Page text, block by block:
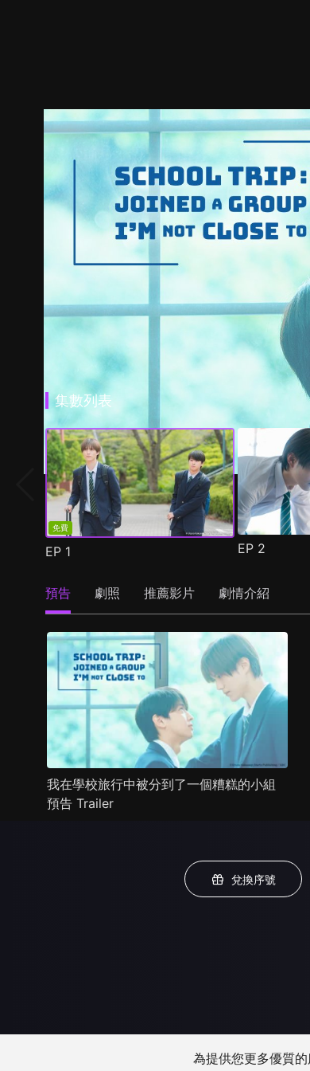
集數列表
免費
EP 1 EP 2
預告 劇照 推薦影片 劇情介紹
我在學校旅行中被分到了一個糟糕的小組
預告 Trailer
兌換序號
為提供您更多優質